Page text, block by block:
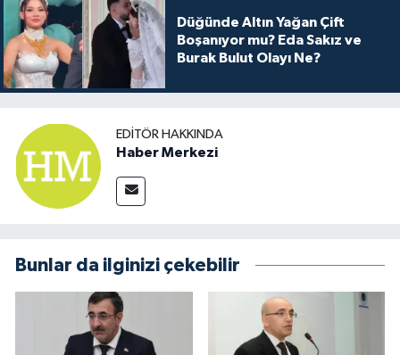
Düğünde Altın Yağan Çift
Boşanıyor mu? Eda Sakız ve
Burak Bulut Olayı Ne?
EDITÖR HAKKINDA
Haber Merkezi
Bunlar da ilginizi çekebilir